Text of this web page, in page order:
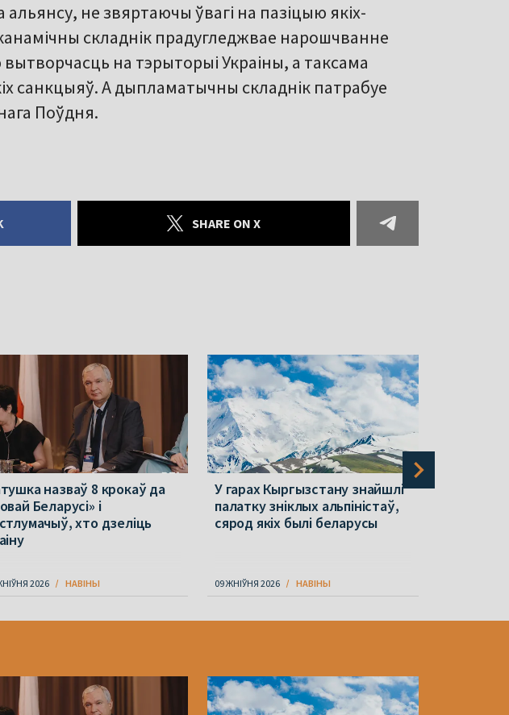
не звяртаючы ўвагі на пазіцыю якіх-
складнік прадугледжвае нарошчванне
на тэрыторыі Украіны, а таксама
санкцыяў. А дыпламатычны складнік патрабуе
Поўдня.
SHARE ON X
назваў 8 крокаў да
Беларусі» і
хто дзеліць
2026 НАВІНЫ
У гарах Кыргызстану знайшлі
палатку зніклых альпіністаў,
сярод якіх былі беларусы
09 ЖНІЎНЯ 2026 НАВІНЫ